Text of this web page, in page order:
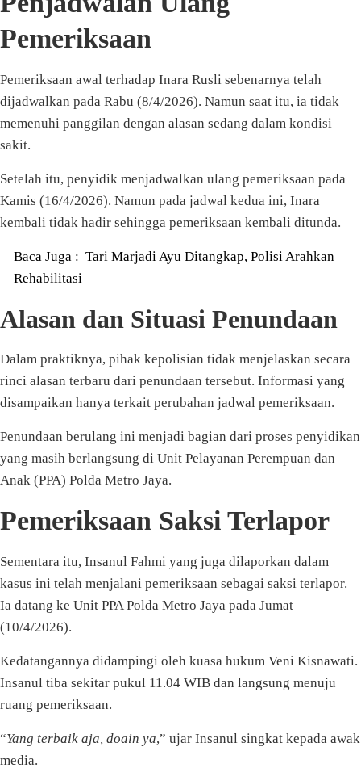
Pemeriksaan
Pemeriksaan awal terhadap Inara Rusli sebenarnya telah
dijadwalkan pada Rabu (8/4/2026). Namun saat itu, ia tidak
memenuhi panggilan dengan alasan sedang dalam kondisi
sakit.
Setelah itu, penyidik menjadwalkan ulang pemeriksaan pada
Kamis (16/4/2026). Namun pada jadwal kedua ini, Inara
kembali tidak hadir sehingga pemeriksaan kembali ditunda.
Baca Juga : Tari Marjadi Ayu Ditangkap, Polisi Arahkan
Rehabilitasi
Alasan dan Situasi Penundaan
Dalam praktiknya, pihak kepolisian tidak menjelaskan secara
rinci alasan terbaru dari penundaan tersebut. Informasi yang
disampaikan hanya terkait perubahan jadwal pemeriksaan.
Penundaan berulang ini menjadi bagian dari proses penyidikan
yang masih berlangsung di Unit Pelayanan Perempuan dan
Anak (PPA) Polda Metro Jaya.
Pemeriksaan Saksi Terlapor
Sementara itu, Insanul Fahmi yang juga dilaporkan dalam
kasus ini telah menjalani pemeriksaan sebagai saksi terlapor.
Ia datang ke Unit PPA Polda Metro Jaya pada Jumat
(10/4/2026).
Kedatangannya didampingi oleh kuasa hukum Veni Kisnawati.
Insanul tiba sekitar pukul 11.04 WIB dan langsung menuju
ruang pemeriksaan.
“Yang terbaik aja, doain ya,” ujar Insanul singkat kepada awak
media.